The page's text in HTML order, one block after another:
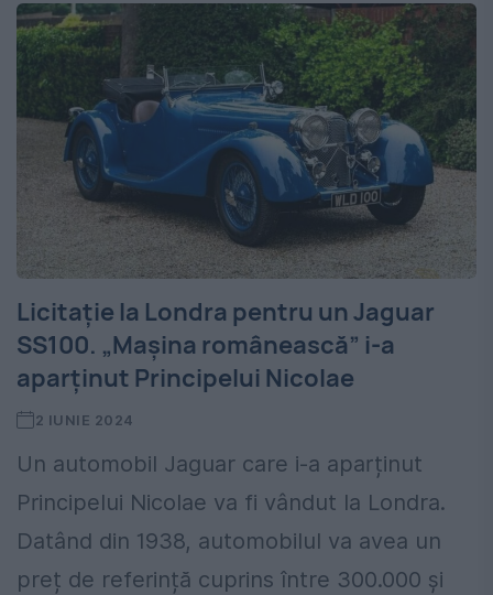
Licitație la Londra pentru un Jaguar
SS100. „Mașina românească” i-a
aparținut Principelui Nicolae
2 IUNIE 2024
Un automobil Jaguar care i-a aparținut
Principelui Nicolae va fi vândut la Londra.
Datând din 1938, automobilul va avea un
preț de referință cuprins între 300.000 și